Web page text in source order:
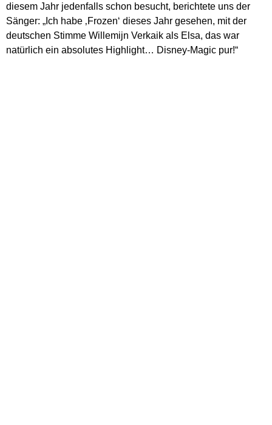
diesem Jahr jedenfalls schon besucht, berichtete uns der
Sänger: „Ich habe ‚Frozen‘ dieses Jahr gesehen, mit der
deutschen Stimme Willemijn Verkaik als Elsa, das war
natürlich ein absolutes Highlight… Disney-Magic pur!“